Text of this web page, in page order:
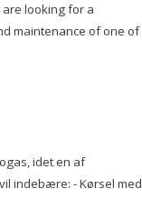
looking for a
maintenance of one of
idet en af
indebære: - Kørsel med